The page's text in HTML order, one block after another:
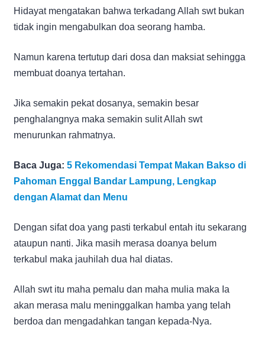
Hidayat mengatakan bahwa terkadang Allah swt bukan
tidak ingin mengabulkan doa seorang hamba.
Namun karena tertutup dari dosa dan maksiat sehingga
membuat doanya tertahan.
Jika semakin pekat dosanya, semakin besar
penghalangnya maka semakin sulit Allah swt
menurunkan rahmatnya.
Baca Juga: 5 Rekomendasi Tempat Makan Bakso di
Pahoman Enggal Bandar Lampung, Lengkap
dengan Alamat dan Menu
Dengan sifat doa yang pasti terkabul entah itu sekarang
ataupun nanti. Jika masih merasa doanya belum
terkabul maka jauhilah dua hal diatas.
Allah swt itu maha pemalu dan maha mulia maka Ia
akan merasa malu meninggalkan hamba yang telah
berdoa dan mengadahkan tangan kepada-Nya.